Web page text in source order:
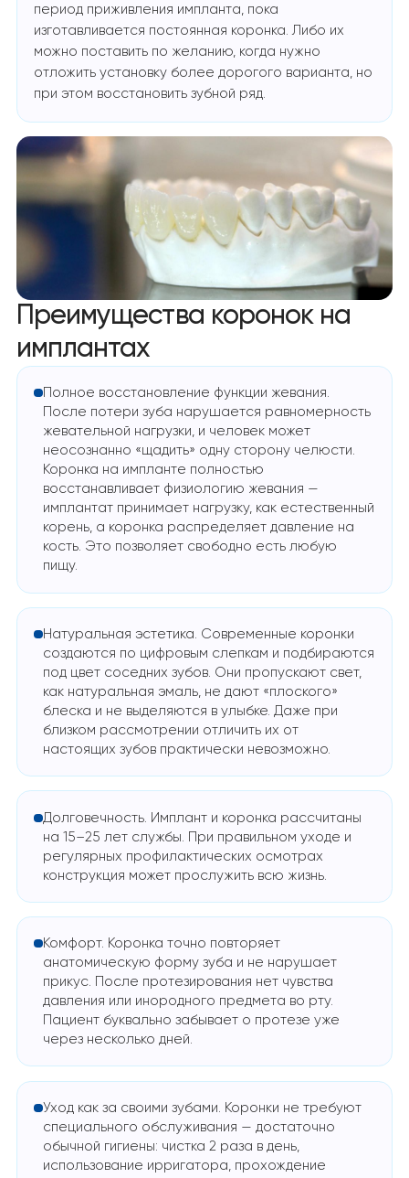
период приживления импланта, пока
изготавливается постоянная коронка. Либо их
можно поставить по желанию, когда нужно
отложить установку более дорогого варианта, но
при этом восстановить зубной ряд.
Преимущества коронок на
имплантах
Полное восстановление функции жевания.
После потери зуба нарушается равномерность
жевательной нагрузки, и человек может
неосознанно «щадить» одну сторону челюсти.
Коронка на импланте полностью
восстанавливает физиологию жевания —
имплантат принимает нагрузку, как естественный
корень, а коронка распределяет давление на
кость. Это позволяет свободно есть любую
пищу.
Натуральная эстетика. Современные коронки
создаются по цифровым слепкам и подбираются
под цвет соседних зубов. Они пропускают свет,
как натуральная эмаль, не дают «плоского»
блеска и не выделяются в улыбке. Даже при
близком рассмотрении отличить их от
настоящих зубов практически невозможно.
Долговечность. Имплант и коронка рассчитаны
на 15–25 лет службы. При правильном уходе и
регулярных профилактических осмотрах
конструкция может прослужить всю жизнь.
Комфорт. Коронка точно повторяет
анатомическую форму зуба и не нарушает
прикус. После протезирования нет чувства
давления или инородного предмета во рту.
Пациент буквально забывает о протезе уже
через несколько дней.
Уход как за своими зубами. Коронки не требуют
специального обслуживания — достаточно
обычной гигиены: чистка 2 раза в день,
использование ирригатора, прохождение